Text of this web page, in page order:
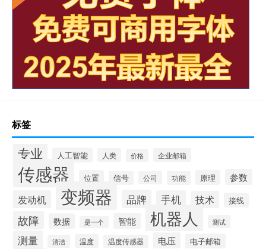
标签
专业 人工智能 人类 价格 企业邮箱
传感器 位置 信号 公司 功能 原理 参数
发动机 变频器 品牌 手机 技术 接线
故障 数据 是一个 智能 机器人 测试
测量 清洁 温度 温度传感器 电压 电子邮箱